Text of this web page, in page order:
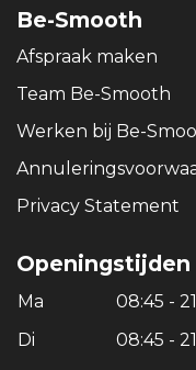
Be-Smooth
Afspraak maken
Team Be-Smooth
Werken bij Be-
Privacy Statement
Openingstijden
Ma
08:45 -
Di
08:45 -